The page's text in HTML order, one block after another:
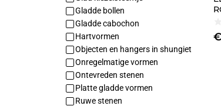
Gladde bollen
Gladde cabochon
Hartvormen
Objecten en hangers in shungiet
Onregelmatige vormen
Ontevreden stenen
Platte gladde vormen
Ruwe stenen